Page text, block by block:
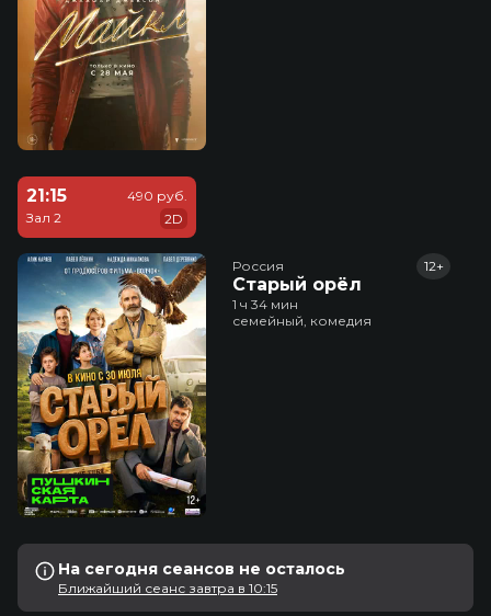
21:15
Зал 2
490 руб.
2D
Россия
Старый орёл
12+
1 ч 34 мин
семейный, комедия
На сегодня сеансов не осталось
Ближайший сеанс завтра в 10:15